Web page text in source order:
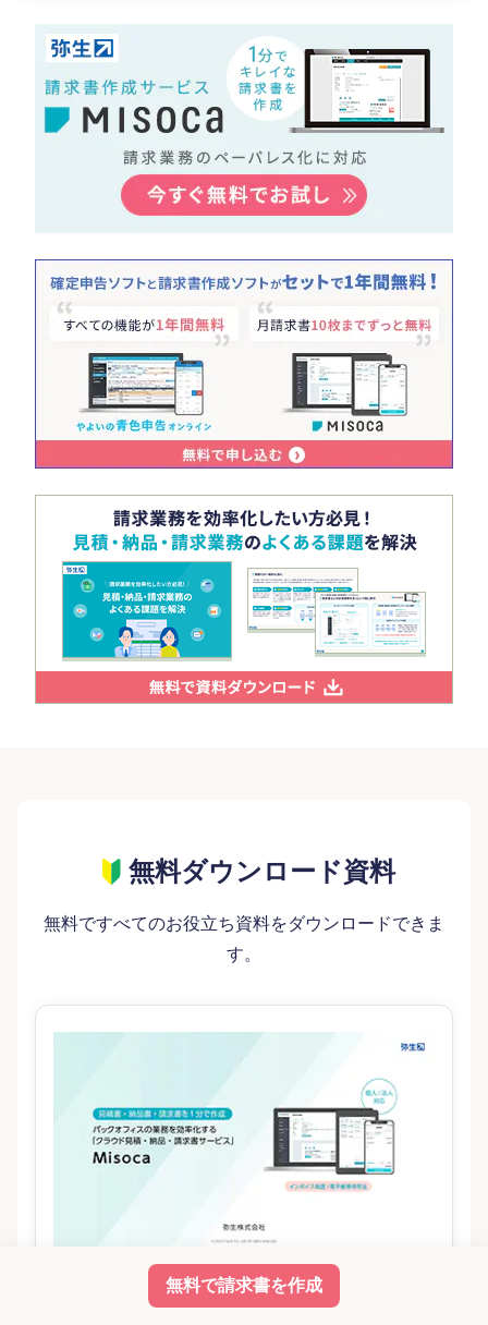
無料で請求書を作成
無料ダウンロード資料
無料ですべてのお役立ち資料をダウンロードできま
す。
「Misoca」がよくわかる資料
「Misoca」のメリットや機能、サポート内容やプラン